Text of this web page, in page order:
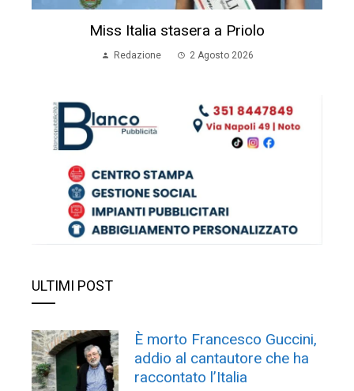
Miss Italia stasera a Priolo
Redazione 2 Agosto 2026
ULTIMI POST
È morto Francesco Guccini,
addio al cantautore che ha
raccontato l’Italia